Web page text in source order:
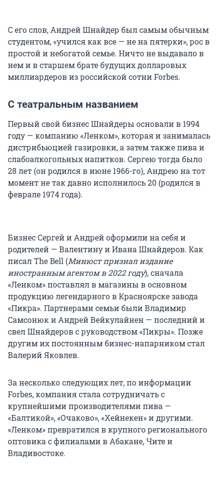
С его слов, Андрей Шнайдер был самым обычным
студентом, «учился как все — не на пятерки», рос в
простой и небогатой семье. Ничто не выдавало в
нем и в старшем брате будущих долларовых
миллиардеров из российской сотни Forbes.
С театральным названием
Первый свой бизнес Шнайдеры основали в 1994
году — компанию «Ленком», которая и занималась
дистрибьюцией газировки, а затем также пива и
слабоалкогольных напитков. Сергею тогда было
28 лет (он родился в июне 1966-го), Андрею на тот
момент не так давно исполнилось 20 (родился в
феврале 1974 года).
Бизнес Сергей и Андрей оформили на себя и
родителей — Валентину и Ивана Шнайдеров. Как
писал The Bell (Минюст признал издание
иностранным агентом в 2022 году), сначала
«Ленком» поставлял в магазины в основном
продукцию легендарного в Красноярске завода
«Пикра». Партнерами семьи были Владимир
Самсонюк и Андрей Вейкулайнен — последний и
свел Шнайдеров с руководством «Пикры». Позже
другим их постоянным бизнес-напарником стал
Валерий Яковлев.
За несколько следующих лет, по информации
Forbes, компания стала сотрудничать с
крупнейшими производителями пива —
«Балтикой», «Очаково», «Хейнекен» и другими.
«Ленком» превратился в крупного регионального
оптовика с филиалами в Абакане, Чите и
Владивостоке.